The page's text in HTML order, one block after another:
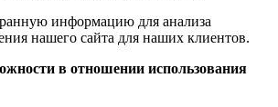
информацию для анализа
нашего сайта для наших клиентов.
в отношении использования